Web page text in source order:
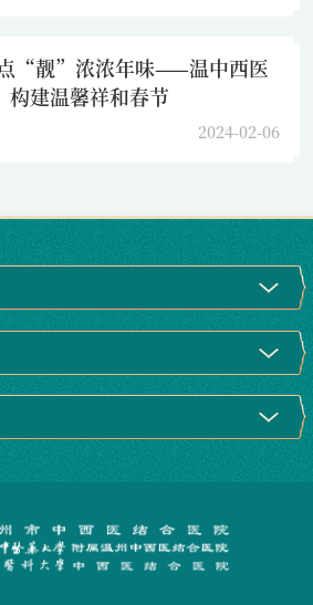
“靓”浓浓年味——温中西医
构建温馨祥和春节
2024-02-06